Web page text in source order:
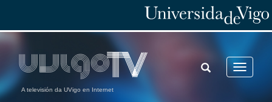
A televisión da UVigo en Internet
Toggle
TOGGLE
SEARCH